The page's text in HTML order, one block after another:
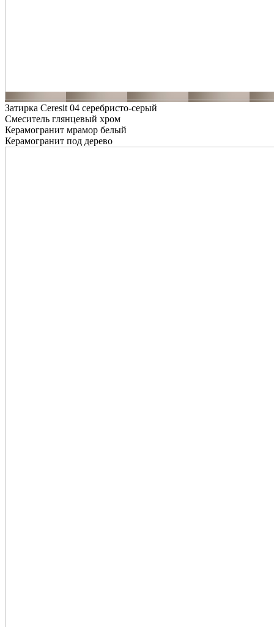
Затирка Ceresit 04 серебристо-серый
Смеситель глянцевый хром
Керамогранит мрамор белый
Керамогранит под дерево